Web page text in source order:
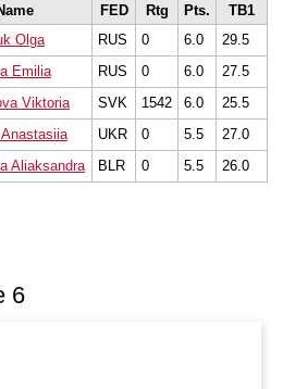
FED Rtg Pts.
TB1
Olga RUS 0 6.0
29.5
Emilia RUS 0 6.0
27.5
Viktoria SVK 1542 6.0
25.5
UKR 0 5.5
27.0
Aliaksandra BLR 0 5.5 26.0
6